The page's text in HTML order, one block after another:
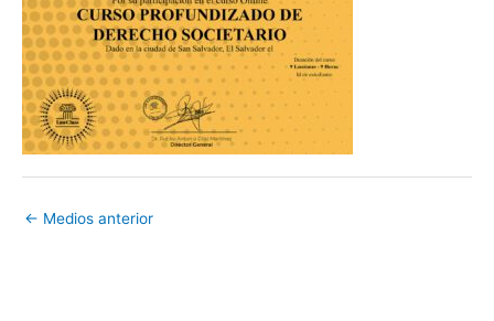
← Medios anterior